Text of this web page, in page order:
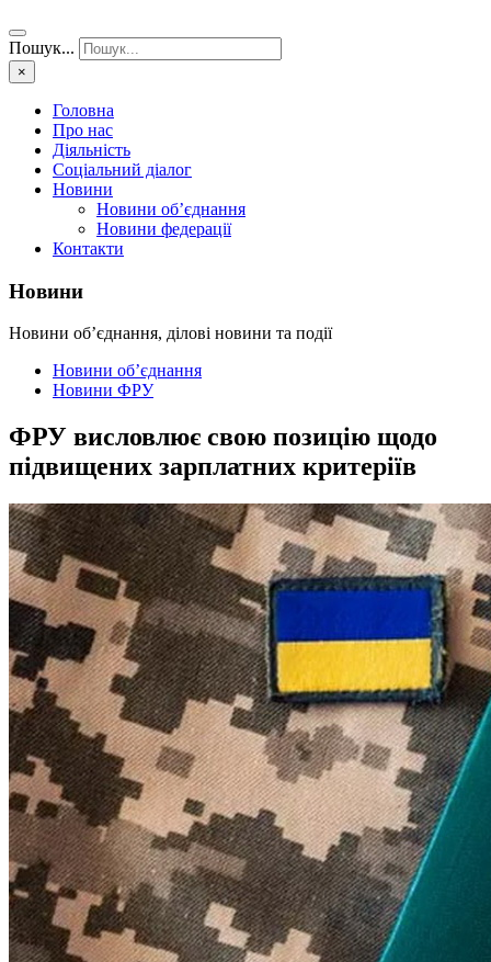
Пошук...
×
Головна
Про нас
Діяльність
Соціальний діалог
Новини
Новини об’єднання
Новини федерації
Контакти
Новини
Новини об’єднання, ділові новини та події
Новини об’єднання
Новини ФРУ
ФРУ висловлює свою позицію щодо
підвищених зарплатних критеріїв